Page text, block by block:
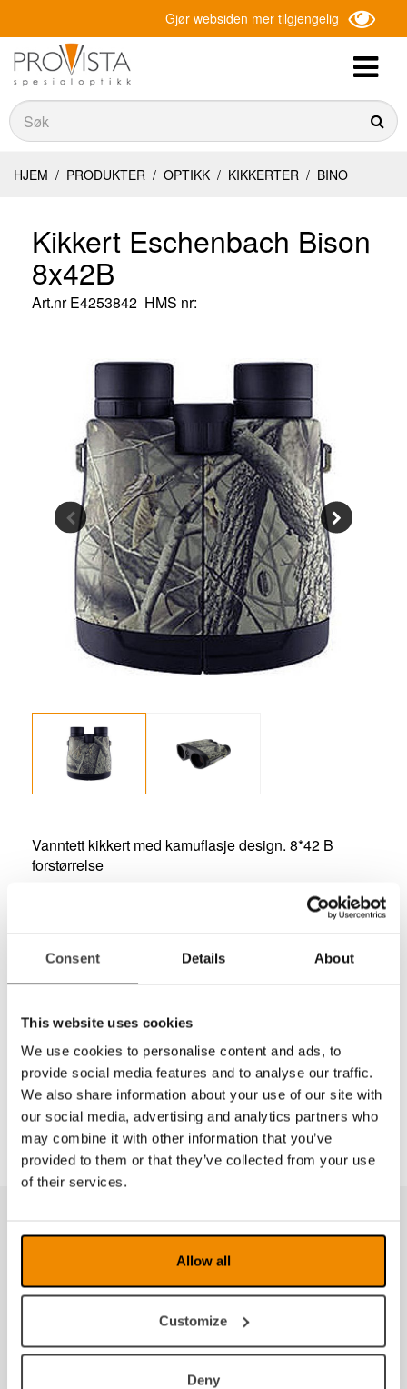
Consent Details About
This website uses cookies
We use cookies to personalise content and ads, to
provide social media features and to analyse our traffic.
We also share information about your use of our site with
our social media, advertising and analytics partners who
may combine it with other information that you’ve
provided to them or that they’ve collected from your use
of their services.
Allow all
Customize
Deny
Gjør websiden mer tilgjengelig
Søk
Søk
HJEM / PRODUKTER / OPTIKK / KIKKERTER / BINO
Kikkert Eschenbach Bison
8x42B
Art.nrE4253842 HMS nr:
Vanntett kikkert med kamuflasje design. 8*42 B
forstørrelse
22 69 61 00
Produkter fra samme kategori